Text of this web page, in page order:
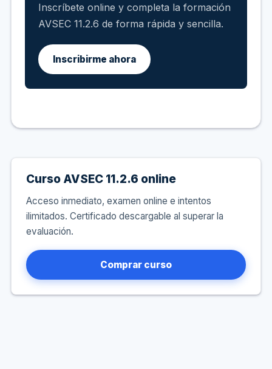
Inscríbete online y completa la formación
AVSEC 11.2.6 de forma rápida y sencilla.
Inscribirme ahora
Curso AVSEC 11.2.6 online
Acceso inmediato, examen online e intentos
ilimitados. Certificado descargable al superar la
evaluación.
Comprar curso